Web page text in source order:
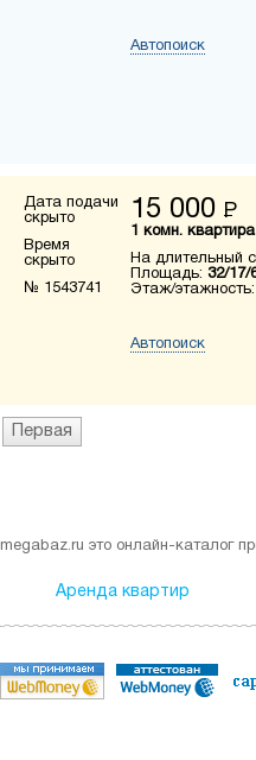
Автопоиск
Дата подачи
скрыто
Время
скрыто
№ 1543741
15 000 Р
1 комн. квартира
На длительный
Площадь: 32/17/
Этаж/этажность:
Автопоиск
Первая
megabaz.ru это онлайн-каталог
Аренда квартир